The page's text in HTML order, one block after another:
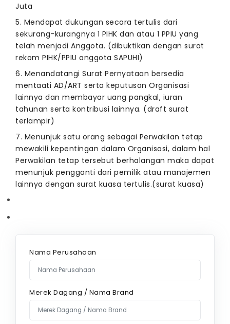
Juta
5. Mendapat dukungan secara tertulis dari
sekurang-kurangnya 1 PIHK dan atau 1 PPIU yang
telah menjadi Anggota. (dibuktikan dengan surat
rekom PIHK/PPIU anggota SAPUHI)
6. Menandatangi Surat Pernyataan bersedia
mentaati AD/ART serta keputusan Organisasi
lainnya dan membayar uang pangkal, iuran
tahunan serta kontribusi lainnya. (draft surat
terlampir)
7. Menunjuk satu orang sebagai Perwakilan tetap
mewakili kepentingan dalam Organisasi, dalam hal
Perwakilan tetap tersebut berhalangan maka dapat
menunjuk pengganti dari pemilik atau manajemen
lainnya dengan surat kuasa tertulis.(surat kuasa)
Nama Perusahaan
Merek Dagang / Nama Brand